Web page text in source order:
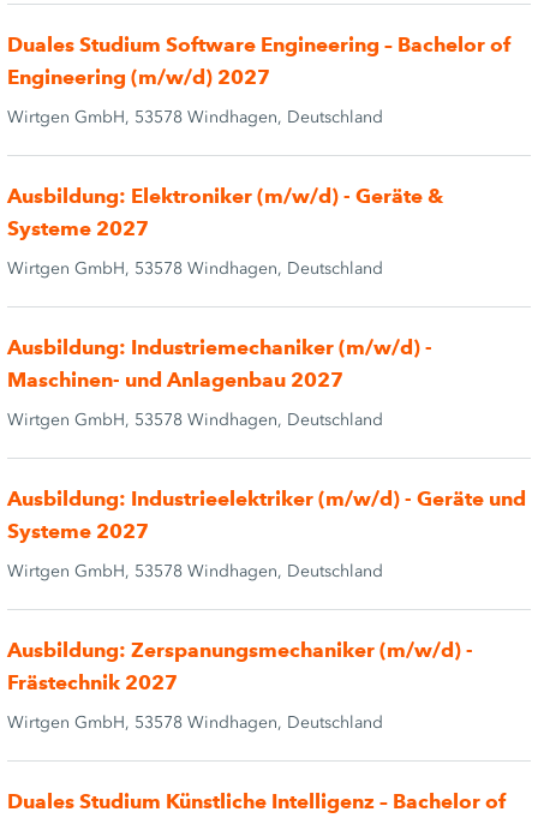
Duales Studium Software Engineering – Bachelor of
Engineering (m/w/d) 2027
Wirtgen GmbH, 53578 Windhagen, Deutschland
Ausbildung: Elektroniker (m/w/d) - Geräte &
Systeme 2027
Wirtgen GmbH, 53578 Windhagen, Deutschland
Ausbildung: Industriemechaniker (m/w/d) -
Maschinen- und Anlagenbau 2027
Wirtgen GmbH, 53578 Windhagen, Deutschland
Ausbildung: Industrieelektriker (m/w/d) - Geräte und
Systeme 2027
Wirtgen GmbH, 53578 Windhagen, Deutschland
Ausbildung: Zerspanungsmechaniker (m/w/d) -
Frästechnik 2027
Wirtgen GmbH, 53578 Windhagen, Deutschland
Duales Studium Künstliche Intelligenz – Bachelor of